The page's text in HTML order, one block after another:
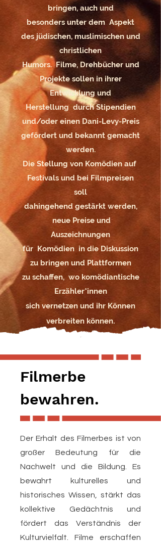
bringen, auch und
besonders unter dem Aspekt
des jüdischen, muslimischen und
christlichen
Humors. Filme, Drehbücher und
Projekte sollen in ihrer
Entwicklung und
Herstellung durch Stipendien
und/oder einen Dani-Levy-Preis
gefördert und bekannt gemacht
werden.
Die Stellung von Komödien auf
Festivals und bei Filmpreisen
soll
dahingehend gestärkt werden,
neue Preise und
Auszeichnungen
für Komödien in die Diskussion
zu bringen und Plattformen
zu schaffen, wo komödiantische
Erzähler*innen
sich vernetzen und ihr Können
verbreiten können.
Filmerbe
bewahren.
Der Erhalt des Filmerbes ist von
großer Bedeutung für die
Nachwelt und die Bildung. Es
bewahrt kulturelles und
historisches Wissen, stärkt das
kollektive Gedächtnis und
fördert das Verständnis der
Kulturvielfalt. Filme erschaffen